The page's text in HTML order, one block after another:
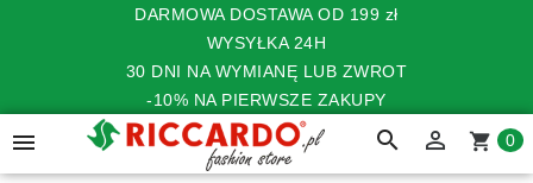
DARMOWA DOSTAWA OD 199 zł
WYSYŁKA 24H
30 DNI NA WYMIANĘ LUB ZWROT
-10% NA PIERWSZE ZAKUPY
 search  shopping_cart 0